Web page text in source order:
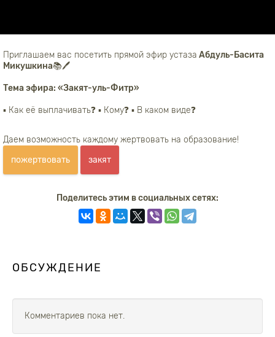
Приглашаем вас посетить прямой эфир устаза Абдуль-Басита
Микушкина📚🖊️
Тема эфира: «Закят-уль-Фитр»
▪️ Как её выплачивать❓ ▪️ Кому❓ ▪️ В каком виде❓
Даем возможность каждому жертвовать на образование!
пожертвовать
закят
Поделитесь этим в социальных сетях:
ОБСУЖДЕНИЕ
Комментариев пока нет.